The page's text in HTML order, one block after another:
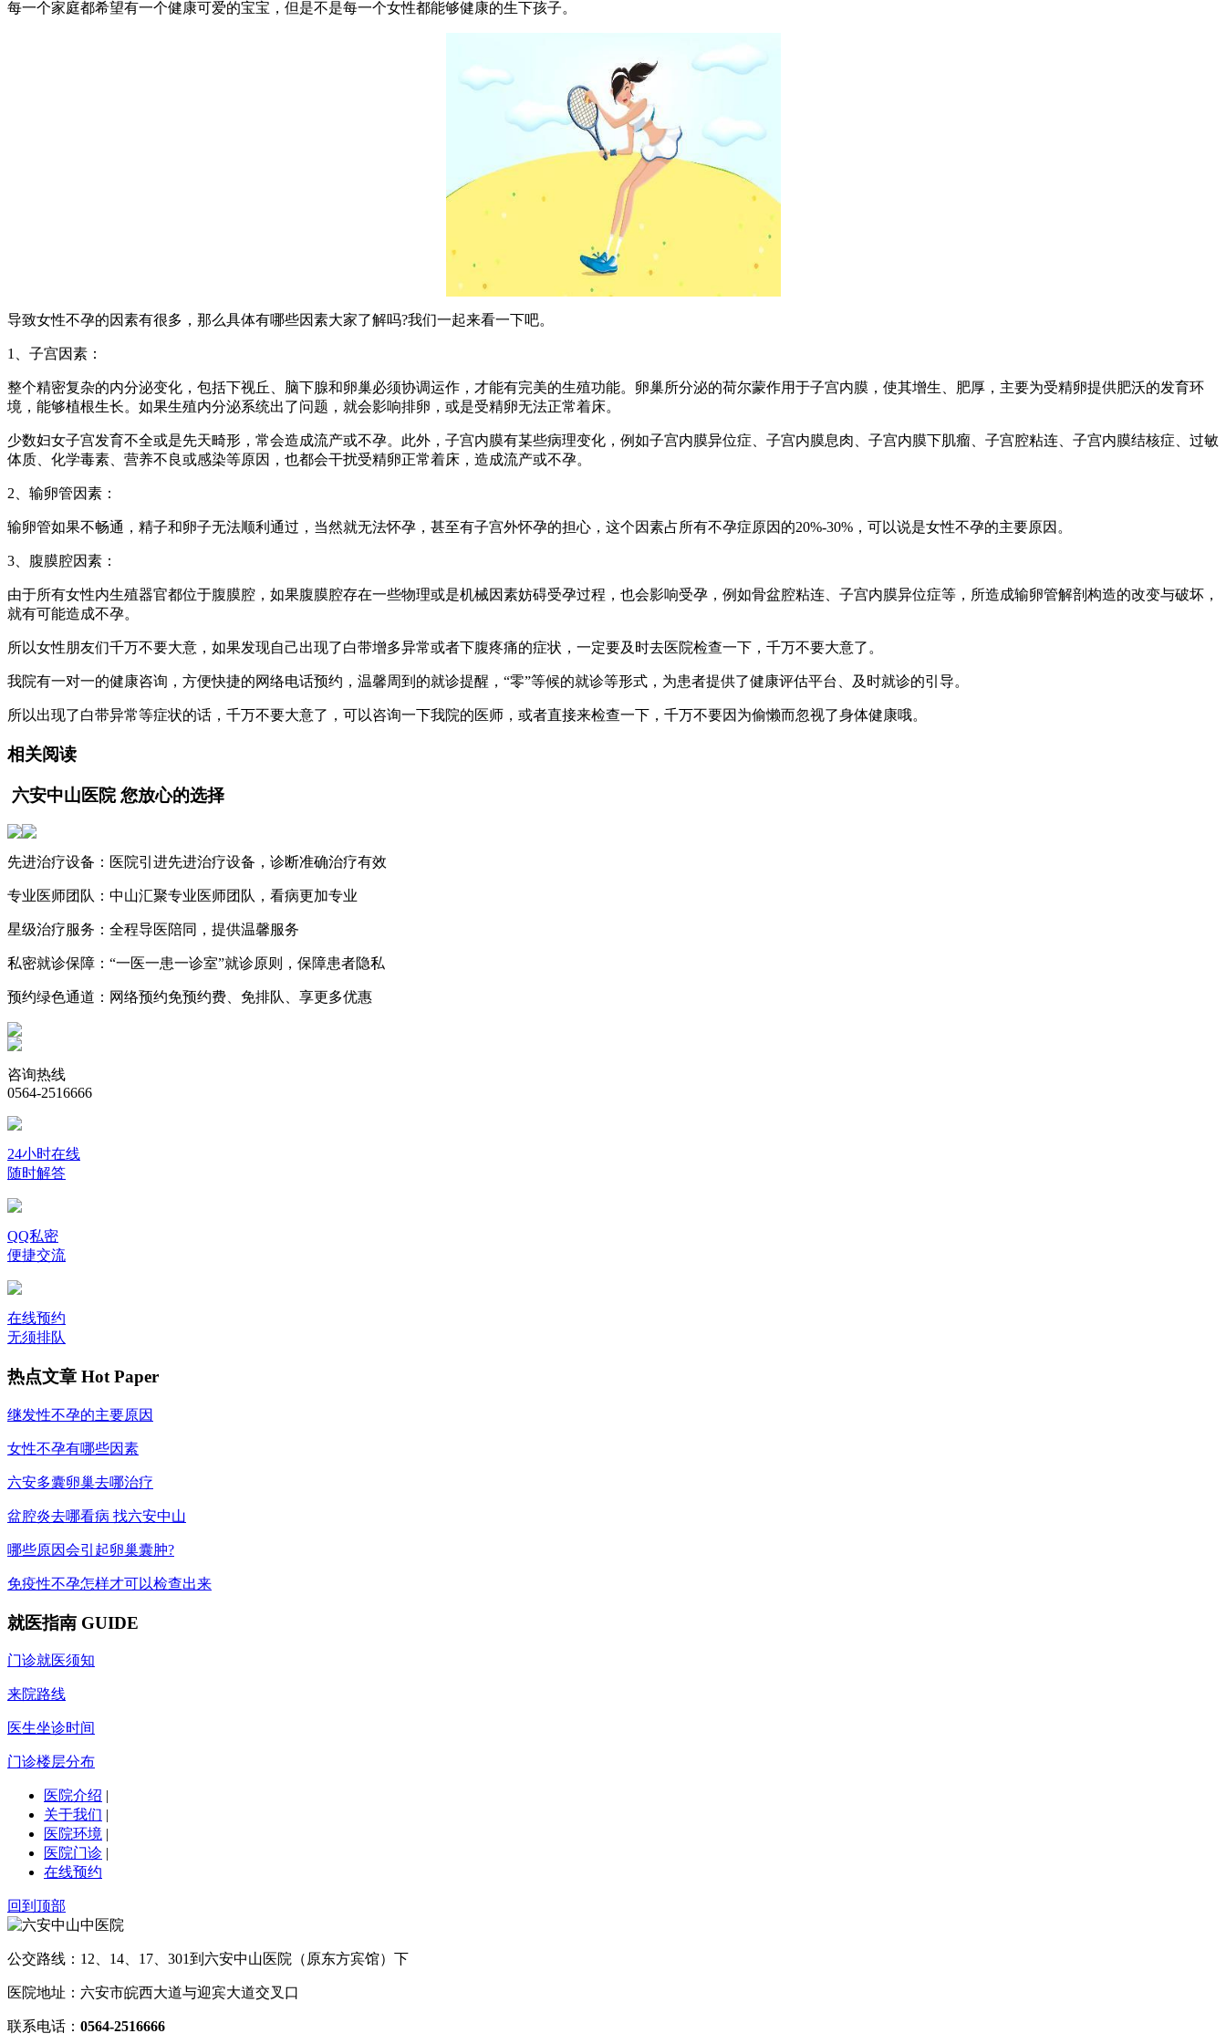
每一个家庭都希望有一个健康可爱的宝宝，但是不是每一个女性都能够健康的生下孩子。
导致女性不孕的因素有很多，那么具体有哪些因素大家了解吗?我们一起来看一下吧。
1、子宫因素：
整个精密复杂的内分泌变化，包括下视丘、脑下腺和卵巢必须协调运作，才能有完美的生殖功能。卵巢所分泌的荷尔蒙作用于子宫内膜，使其增生、肥厚，主要为受精卵提供肥沃的发育环
境，能够植根生长。如果生殖内分泌系统出了问题，就会影响排卵，或是受精卵无法正常着床。
少数妇女子宫发育不全或是先天畸形，常会造成流产或不孕。此外，子宫内膜有某些病理变化，例如子宫内膜异位症、子宫内膜息肉、子宫内膜下肌瘤、子宫腔粘连、子宫内膜结核症、过敏
体质、化学毒素、营养不良或感染等原因，也都会干扰受精卵正常着床，造成流产或不孕。
2、输卵管因素：
输卵管如果不畅通，精子和卵子无法顺利通过，当然就无法怀孕，甚至有子宫外怀孕的担心，这个因素占所有不孕症原因的20%-30%，可以说是女性不孕的主要原因。
3、腹膜腔因素：
由于所有女性内生殖器官都位于腹膜腔，如果腹膜腔存在一些物理或是机械因素妨碍受孕过程，也会影响受孕，例如骨盆腔粘连、子宫内膜异位症等，所造成输卵管解剖构造的改变与破坏，
就有可能造成不孕。
所以女性朋友们千万不要大意，如果发现自己出现了白带增多异常或者下腹疼痛的症状，一定要及时去医院检查一下，千万不要大意了。
我院有一对一的健康咨询，方便快捷的网络电话预约，温馨周到的就诊提醒，“零”等候的就诊等形式，为患者提供了健康评估平台、及时就诊的引导。
所以出现了白带异常等症状的话，千万不要大意了，可以咨询一下我院的医师，或者直接来检查一下，千万不要因为偷懒而忽视了身体健康哦。
相关阅读
六安中山医院 您放心的选择
先进治疗设备： 医院引进先进治疗设备，诊断准确治疗有效
专业医师团队： 中山汇聚专业医师团队，看病更加专业
星级治疗服务： 全程导医陪同，提供温馨服务
私密就诊保障： “一医一患一诊室”就诊原则，保障患者隐私
预约绿色通道： 网络预约免预约费、免排队、享更多优惠
咨询热线
0564-2516666
24小时在线
随时解答
QQ私密
便捷交流
在线预约
无须排队
热点文章 Hot Paper
继发性不孕的主要原因
女性不孕有哪些因素
六安多囊卵巢去哪治疗
盆腔炎去哪看病 找六安中山
哪些原因会引起卵巢囊肿?
免疫性不孕怎样才可以检查出来
就医指南 GUIDE
门诊就医须知
来院路线
医生坐诊时间
门诊楼层分布
医院介绍 |
关于我们 |
医院环境 |
医院门诊 |
在线预约
回到顶部
公交路线：12、14、17、301到六安中山医院（原东方宾馆）下
医院地址：六安市皖西大道与迎宾大道交叉口
联系电话： 0564-2516666